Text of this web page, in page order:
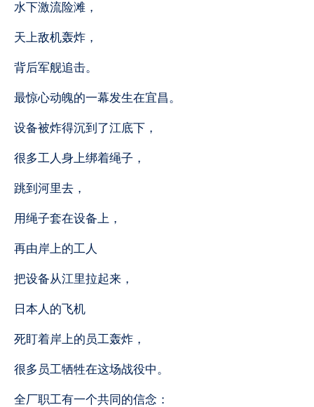
水下激流险滩，
天上敌机轰炸，
背后军舰追击。
最惊心动魄的一幕发生在宜昌。
设备被炸得沉到了江底下，
很多工人身上绑着绳子，
跳到河里去，
用绳子套在设备上，
再由岸上的工人
把设备从江里拉起来，
日本人的飞机
死盯着岸上的员工轰炸，
很多员工牺牲在这场战役中。
全厂职工有一个共同的信念：